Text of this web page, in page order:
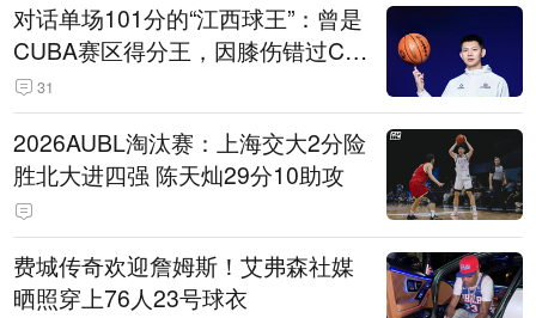
对话单场101分的“江西球王”：曾是
CUBA赛区得分王，因膝伤错过CB
A选秀
31
2026AUBL淘汰赛：上海交大2分险
胜北大进四强 陈天灿29分10助攻
费城传奇欢迎詹姆斯！艾弗森社媒
晒照穿上76人23号球衣